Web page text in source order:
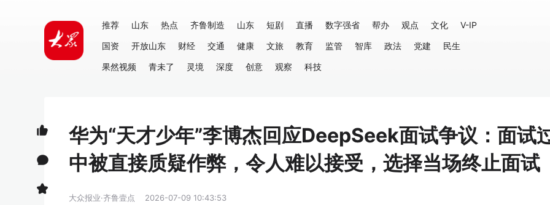
推荐 山东 热点 齐鲁制造 山东 短剧 直播 数字强省 帮办 观点 文化
V-IP
国资
开放山东 财经 交通 健康 文旅 教育 监管 智库 政法 党建
民生
果然视频
青未了 灵境 深度 创意 观察 科技
华为“天才少年”李博杰回应DeepSeek面试争议：面试
中被直接质疑作弊，令人难以接受，选择当场终止面试
大众报业·齐鲁壹点 2026-07-09 10:43:53